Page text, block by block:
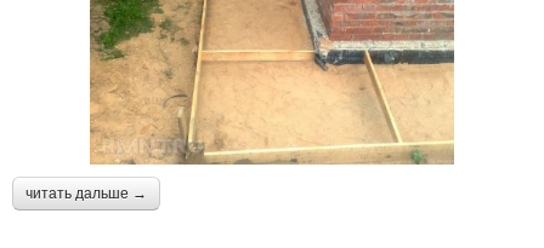
читать дальше →